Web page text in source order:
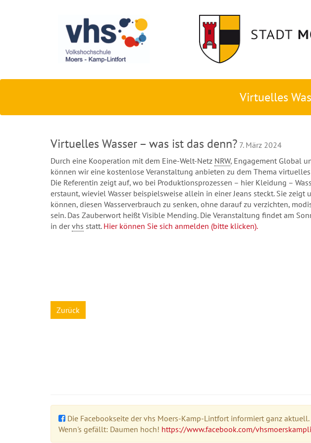
Virtuelles
Virtuelles Wasser – was ist das denn? 7. März 2024
Durch eine Kooperation mit dem Eine-Welt-Netz NRW, Engagement Global
können wir eine kostenlose Veranstaltung anbieten zu dem Thema virtuelles
Die Referentin zeigt auf, wo bei Produktionsprozessen – hier Kleidung –
erstaunt, wieviel Wasser beispielsweise allein in einer Jeans steckt. Sie zeigt
können, diesen Wasserverbrauch zu senken, ohne darauf zu verzichten,
sein. Das Zauberwort heißt Visible Mending. Die Veranstaltung findet am
in dervhs statt. Hier können Sie sich anmelden (bitte klicken).
Zurück
Die Facebookseite der vhs Moers-Kamp-Lintfort informiert ganz aktuell.
Wenn's gefällt: Daumen hoch! https://www.facebook.com/